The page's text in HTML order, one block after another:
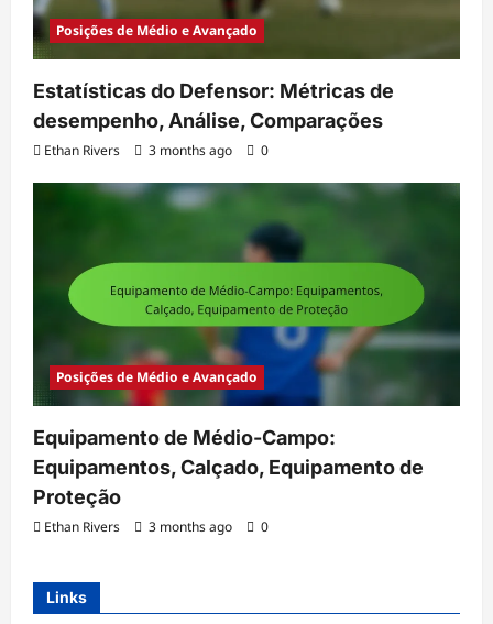
Posições de Médio e Avançado
Estatísticas do Defensor: Métricas de
desempenho, Análise, Comparações
Ethan Rivers 3 months ago 0
Posições de Médio e Avançado
Equipamento de Médio-Campo:
Equipamentos, Calçado, Equipamento de
Proteção
Ethan Rivers 3 months ago 0
Links